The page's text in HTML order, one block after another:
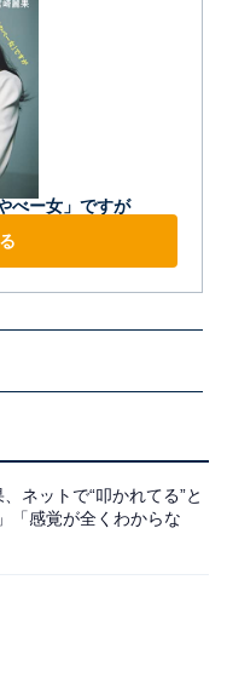
べー女」ですが
ネットで“叩かれてる”と
「感覚が全くわからな